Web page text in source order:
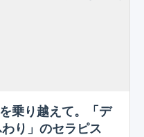
乗り越えて。「デ
り」のセラピス